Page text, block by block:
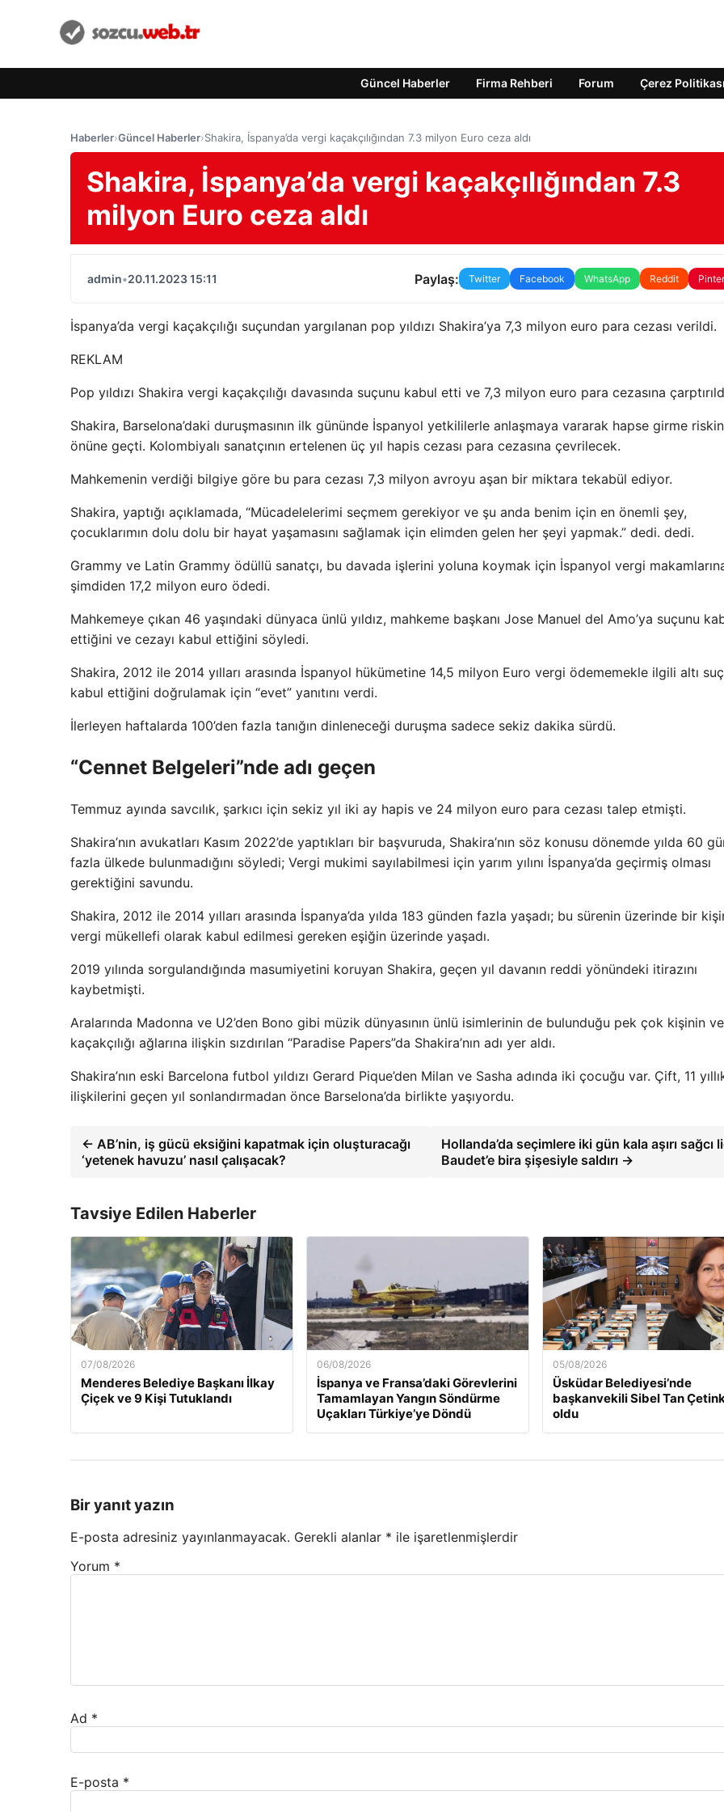
Güncel Haberler Firma Rehberi Forum Çerez Politikası
Haberler›Güncel Haberler›Shakira, İspanya’da vergi kaçakçılığından 7.3 milyon Euro ceza aldı
Shakira, İspanya’da vergi kaçakçılığından 7.3
milyon Euro ceza aldı
admin•20.11.2023 15:11 Paylaş: Twitter Facebook WhatsApp Reddit
İspanya’da vergi kaçakçılığı suçundan yargılanan pop yıldızı Shakira’ya 7,3 milyon euro para cezası verildi.
REKLAM
Pop yıldızı Shakira vergi kaçakçılığı davasında suçunu kabul etti ve 7,3 milyon euro para cezasına
Shakira, Barselona’daki duruşmasının ilk gününde İspanyol yetkililerle anlaşmaya vararak hapse girme
önüne geçti. Kolombiyalı sanatçının ertelenen üç yıl hapis cezası para cezasına çevrilecek.
Mahkemenin verdiği bilgiye göre bu para cezası 7,3 ​​milyon avroyu aşan bir miktara tekabül ediyor.
Shakira, yaptığı açıklamada, “Mücadelelerimi seçmem gerekiyor ve şu anda benim için en önemli şey,
çocuklarımın dolu dolu bir hayat yaşamasını sağlamak için elimden gelen her şeyi yapmak.” dedi. dedi.
Grammy ve Latin Grammy ödüllü sanatçı, bu davada işlerini yoluna koymak için İspanyol vergi
şimdiden 17,2 milyon euro ödedi.
Mahkemeye çıkan 46 yaşındaki dünyaca ünlü yıldız, mahkeme başkanı Jose Manuel del Amo’ya suçunu
ettiğini ve cezayı kabul ettiğini söyledi.
Shakira, 2012 ile 2014 yılları arasında İspanyol hükümetine 14,5 milyon Euro vergi ödememekle ilgili altı
kabul ettiğini doğrulamak için “evet” yanıtını verdi.
İlerleyen haftalarda 100’den fazla tanığın dinleneceği duruşma sadece sekiz dakika sürdü.
“Cennet Belgeleri”nde adı geçen
Temmuz ayında savcılık, şarkıcı için sekiz yıl iki ay hapis ve 24 milyon euro para cezası talep etmişti.
Shakira’nın avukatları Kasım 2022’de yaptıkları bir başvuruda, Shakira’nın söz konusu dönemde yılda 60
fazla ülkede bulunmadığını söyledi; Vergi mukimi sayılabilmesi için yarım yılını İspanya’da geçirmiş olması
gerektiğini savundu.
Shakira, 2012 ile 2014 yılları arasında İspanya’da yılda 183 günden fazla yaşadı; bu sürenin üzerinde bir
vergi mükellefi olarak kabul edilmesi gereken eşiğin üzerinde yaşadı.
2019 yılında sorgulandığında masumiyetini koruyan Shakira, geçen yıl davanın reddi yönündeki itirazını
kaybetmişti.
Aralarında Madonna ve U2’den Bono gibi müzik dünyasının ünlü isimlerinin de bulunduğu pek çok kişinin
kaçakçılığı ağlarına ilişkin sızdırılan “Paradise Papers”da Shakira’nın adı yer aldı.
Shakira’nın eski Barcelona futbol yıldızı Gerard Pique’den Milan ve Sasha adında iki çocuğu var. Çift, 11
ilişkilerini geçen yıl sonlandırmadan önce Barselona’da birlikte yaşıyordu.
← AB’nin, iş gücü eksiğini kapatmak için oluşturacağı
‘yetenek havuzu’ nasıl çalışacak?
Hollanda’da seçimlere iki gün kala aşırı sağcı
Baudet’e bira şişesiyle saldırı →
Tavsiye Edilen Haberler
07/08/2026
Menderes Belediye Başkanı İlkay
Çiçek ve 9 Kişi Tutuklandı
06/08/2026
İspanya ve Fransa’daki Görevlerini
Tamamlayan Yangın Söndürme
Uçakları Türkiye’ye Döndü
05/08/2026
Üsküdar Belediyesi’nde
başkanvekili Sibel Tan
oldu
Bir yanıt yazın
E-posta adresiniz yayınlanmayacak. Gerekli alanlar * ile işaretlenmişlerdir
Yorum *
Ad *
E-posta *